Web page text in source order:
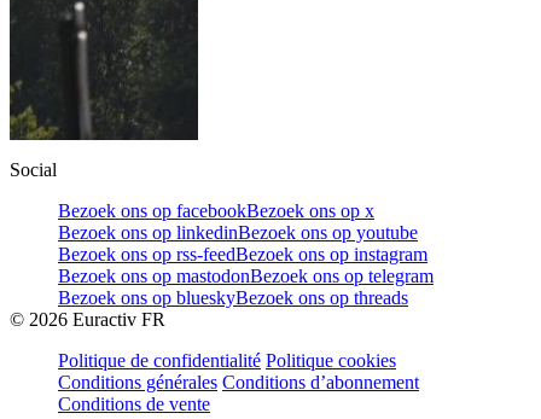
Social
Bezoek ons op facebookBezoek ons op x
Bezoek ons op linkedinBezoek ons op youtube
Bezoek ons op rss-feedBezoek ons op instagram
Bezoek ons op mastodonBezoek ons op telegram
Bezoek ons op blueskyBezoek ons op threads
© 2026 Euractiv FR
Politique de confidentialité Politique cookies
Conditions générales Conditions d’abonnement
Conditions de vente